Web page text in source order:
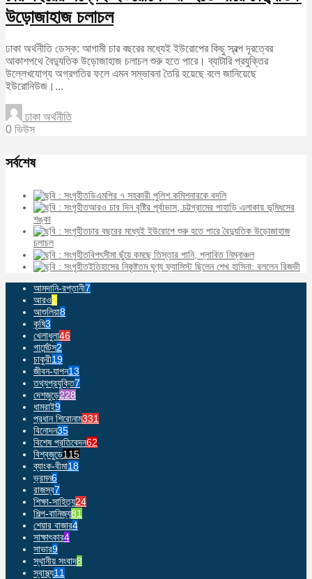
উড়োজাহাজ চলাচল
ঢাকা অর্থনীতি ডেস্ক: আগামী চার বছরের মধ্যেই ইউরোপের কিছু স্বল্প দূরত্বের
আকাশপথে বৈদ্যুতিক উড়োজাহাজ চলাচল শুরু হতে পারে। ব্যাটারি প্রযুক্তির
উল্লেখযোগ্য অগ্রগতির ফলে এমন সম্ভাবনা তৈরি হয়েছে বলে জানিয়েছে
ইউরোনিউজ।...
ঢাকা অর্থনীতি
0 ভিউস
সর্বশেষ
ডিএমপির ৭ সহকারী পুলিশ কমিশনারকে বদলি
আরও চার দিন বৃষ্টির পূর্বাভাস, চট্টগ্রামের পাহাড়ি এলাকায় ভূমিধসের
শঙ্কা
চার বছরের মধ্যেই ইউরোপে শুরু হতে পারে বৈদ্যুতিক উড়োজাহাজ
চলাচল
বিপৎসীমা ছুঁয়ে কমছে তিস্তার পানি, প্লাবিত নিম্নাঞ্চল
ইতিহাসের নিকৃষ্টতম ঘৃণ্য ফ্যাসিস্ট ছিলেন শেখ হাসিনা: বললেন রিজভী
আমদানি-রপ্তানী7
আরও2
আশুলিয়া8
কৃষি3
খেলাধুলা46
গার্মেন্টস2
চাকুরী19
জীবন-যাপন13
তথ্যপ্রযুক্তি7
দেশজুড়ে228
ধামরাই9
প্রধান শিরোনাম331
বিনোদন35
বিশেষ প্রতিবেদন62
বিশ্বজুড়ে115
ব্যাংক-বীমা18
ভ্রমন6
রাজস্ব7
শিক্ষা-সাহিত্য24
শিল্প-বানিজ্য81
শেয়ার বাজার4
সাক্ষাৎকার4
সাভার9
স্থানীয় সংবাদ8
স্বাস্থ্য11